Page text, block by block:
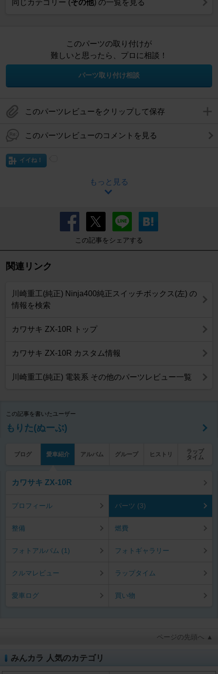
同じカテゴリー (その他) の一覧を見る
このパーツの取り付けが
難しいと思ったら、プロに相談！
パーツ取り付け相談
このパーツレビューをクリップして保存
このパーツレビューのコメントを見る
イイね！
もっと見る
この記事をシェアする
関連リンク
川崎重工(純正) Ninja400純正スイッチボックス(左) の
情報を検索
カワサキ ZX-10R トップ
カワサキ ZX-10R カスタム情報
川崎重工(純正) 電装系 その他のパーツレビュー一覧
この記事を書いたユーザー
もりた(ぬーぶ)
ブログ 愛車紹介 アルバム グループ ヒストリ
ラップ
タイム
カワサキ ZX-10R
プロフィール パーツ (3)
整備 燃費
フォトアルバム (1) フォトギャラリー
クルマレビュー ラップタイム
愛車ログ 買い物
ページの先頭へ ▲
みんカラ 人気のカテゴリ